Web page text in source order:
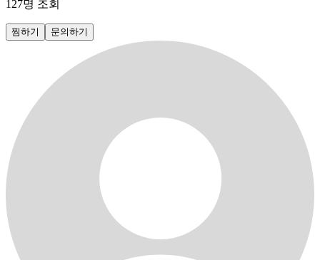
127명 조회
찜하기 문의하기